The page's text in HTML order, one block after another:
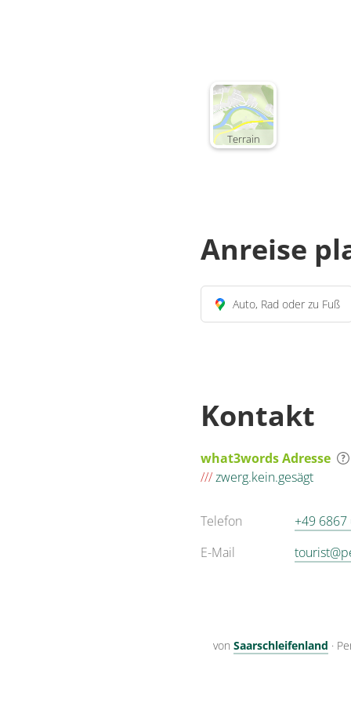
Terrain
Anreise
Auto, Rad oder zu Fuß
Kontakt
what3words Adresse
///zwerg.kein.gesägt
Telefon
+49 6867
E-Mail
von Saarschleifenland ·